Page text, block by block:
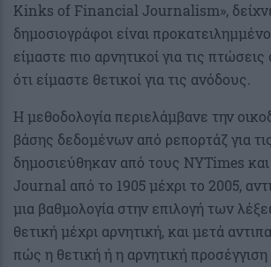
Kinks of Financial Journalism»,
δημοσιογράφοι είναι
είμαστε πιο αρνητικοί για τις πτώσεις
ότι είμαστε θετικοί για τις ανόδους.
Η μεθοδολογία περιελάμβανε την
βάσης δεδομένων από ρεπορτάζ για
δημοσιεύθηκαν από τους NYTimes
Journal από το 1905 μέχρι το 2005,
μια βαθμολογία στην επιλογή των
θετική μέχρι αρνητική, και μετά
πώς η θετική ή η αρνητική